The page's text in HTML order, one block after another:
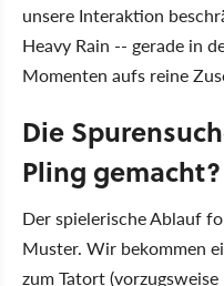
unsere Interaktion
Heavy Rain -- gerade in
Momenten aufs reine
Die
Pling gemacht?
Der spielerische Ablauf
Muster. Wir bekommen
zum Tatort